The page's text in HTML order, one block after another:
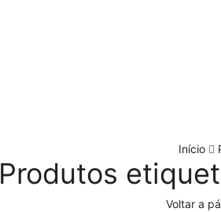
Início
Produtos
Voltar a